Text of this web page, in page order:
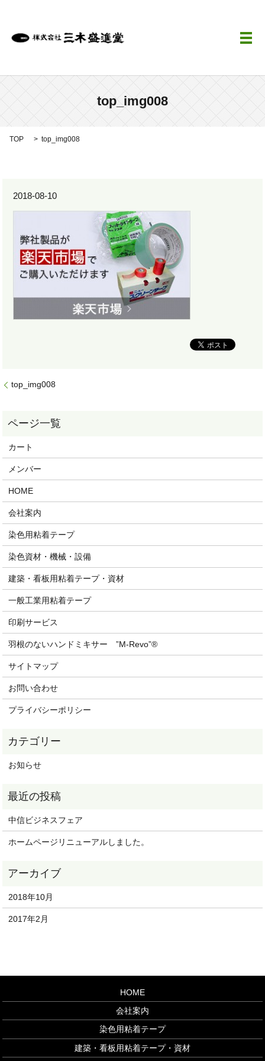
メ
top_img008
TOP top_img008
2018-08-10
top_img008
カート
メンバー
HOME
会社案内
染色用粘着テープ
染色資材・機械・設備
建築・看板用粘着テープ・資材
一般工業用粘着テープ
印刷サービス
羽根のないハンドミキサー ”M-Revo”®
サイトマップ
お問い合わせ
プライバシーポリシー
お知らせ
中信ビジネスフェア
ホームページリニューアルしました。
2018年10月
2017年2月
HOME
会社案内
染色用粘着テープ
建築・看板用粘着テープ・資材